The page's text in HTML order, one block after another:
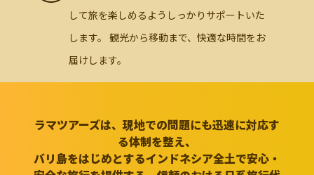
して旅を楽しめるようしっかりサポートいた
します。 観光から移動まで、快適な時間をお
届けします。
ラマツアーズは、現地での問題にも迅速に対応す
る体制を整え、
バリ島をはじめとするインドネシア全土で安心・